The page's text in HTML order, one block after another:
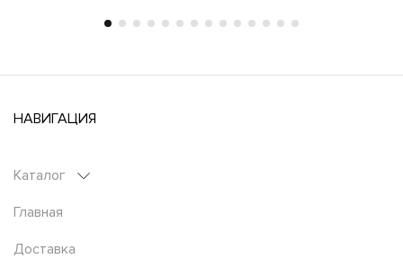
НАВИГАЦИЯ
Каталог
Главная
Доставка